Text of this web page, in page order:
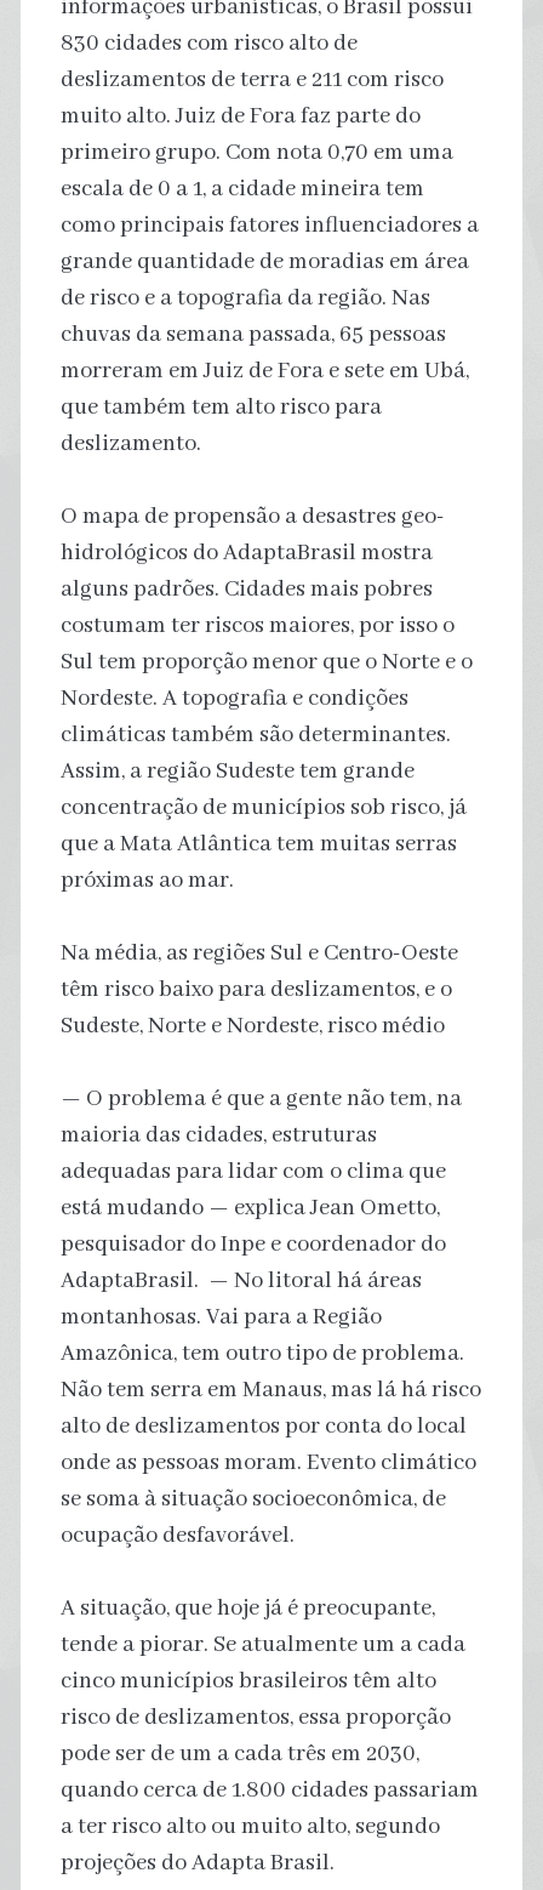
informações urbanísticas, o Brasil possui
830 cidades com risco alto de
deslizamentos de terra e 211 com risco
muito alto. Juiz de Fora faz parte do
primeiro grupo. Com nota 0,70 em uma
escala de 0 a 1, a cidade mineira tem
como principais fatores influenciadores a
grande quantidade de moradias em área
de risco e a topografia da região. Nas
chuvas da semana passada, 65 pessoas
morreram em Juiz de Fora e sete em Ubá,
que também tem alto risco para
deslizamento.
O mapa de propensão a desastres geo-
hidrológicos do AdaptaBrasil mostra
alguns padrões. Cidades mais pobres
costumam ter riscos maiores, por isso o
Sul tem proporção menor que o Norte e o
Nordeste. A topografia e condições
climáticas também são determinantes.
Assim, a região Sudeste tem grande
concentração de municípios sob risco, já
que a Mata Atlântica tem muitas serras
próximas ao mar.
Na média, as regiões Sul e Centro-Oeste
têm risco baixo para deslizamentos, e o
Sudeste, Norte e Nordeste, risco médio
— O problema é que a gente não tem, na
maioria das cidades, estruturas
adequadas para lidar com o clima que
está mudando — explica Jean Ometto,
pesquisador do Inpe e coordenador do
AdaptaBrasil. — No litoral há áreas
montanhosas. Vai para a Região
Amazônica, tem outro tipo de problema.
Não tem serra em Manaus, mas lá há risco
alto de deslizamentos por conta do local
onde as pessoas moram. Evento climático
se soma à situação socioeconômica, de
ocupação desfavorável.
A situação, que hoje já é preocupante,
tende a piorar. Se atualmente um a cada
cinco municípios brasileiros têm alto
risco de deslizamentos, essa proporção
pode ser de um a cada três em 2030,
quando cerca de 1.800 cidades passariam
a ter risco alto ou muito alto, segundo
projeções do Adapta Brasil.